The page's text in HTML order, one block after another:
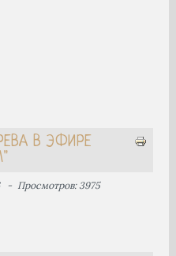
В ЭФИРЕ
Просмотров: 3975